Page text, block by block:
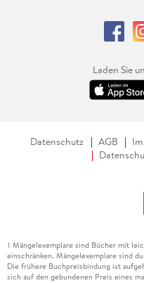
Laden Sie
Datenschutz AGB
1 Mängelexemplare sind Bücher mit
einschränken. Mängelexemplare sind
Die frühere Buchpreisbindung ist
sich auf den gebundenen Preis eines